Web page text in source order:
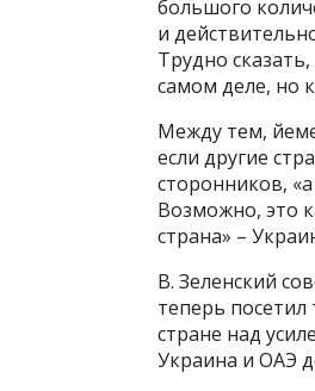
большого
и
Трудно
самом деле, но
Между тем,
если другие
сторонников,
Возможно, это
страна» –
В. Зеленский
теперь
стране над
Украина и ОАЭ